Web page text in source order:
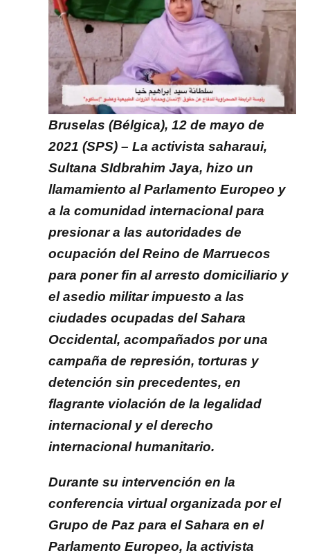
Bruselas (Bélgica), 12 de mayo de
2021 (SPS) – La activista saharaui,
Sultana SIdbrahim Jaya, hizo un
llamamiento al Parlamento Europeo y
a la comunidad internacional para
presionar a las autoridades de
ocupación del Reino de Marruecos
para poner fin al arresto domiciliario y
el asedio militar impuesto a las
ciudades ocupadas del Sahara
Occidental, acompañados por una
campaña de represión, torturas y
detención sin precedentes, en
flagrante violación de la legalidad
internacional y el derecho
internacional humanitario.
Durante su intervención en la
conferencia virtual organizada por el
Grupo de Paz para el Sahara en el
Parlamento Europeo, la activista